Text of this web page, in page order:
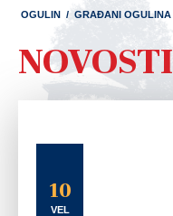
OGULIN / GRAĐANI OGULINA
NOVOSTI
10
VEL